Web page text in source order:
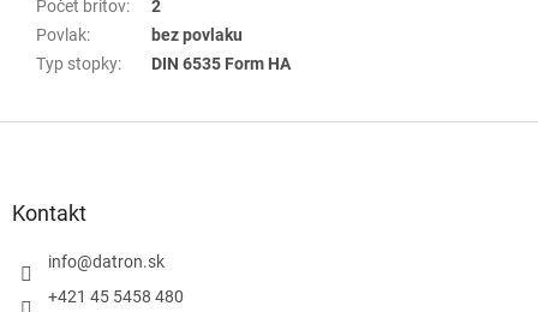
Počet britov:
2
Povlak:
bez povlaku
Typ stopky: DIN 6535 Form HA
Kontakt
info@datron.sk
+421 45 5458 480